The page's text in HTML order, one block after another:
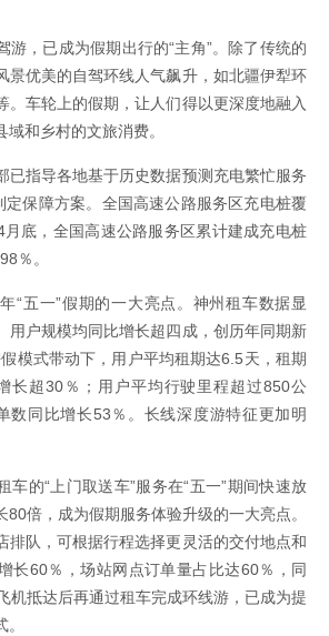
游，已成为假期出行的“主角”。除了传统的
景优美的自驾环线人气飙升，如北疆伊犁环
。车轮上的假期，让人们得以更深度地融入
和乡村的文旅消费。
已指导各地基于历史数据预测充电繁忙服务
定保障方案。全国高速公路服务区充电桩覆
底，全国高速公路服务区累计建成充电桩
％。
“五一”假期的一大亮点。神州租车数据显
用户规模均同比增长超四成，创历年同期新
模式带动下，用户平均租期达6.5天，租期
长超30％；用户平均行驶里程超过850公
数同比增长53％。长线深度游特征更加明
车的“上门取送车”服务在“五一”期间快速放
倍，成为假期服务体验升级的一大亮点。
排队，可根据行程选择更灵活的交付地点和
长60％，场站网点订单量占比达60％，同
机抵达后再通过租车完成环线游，已成为提